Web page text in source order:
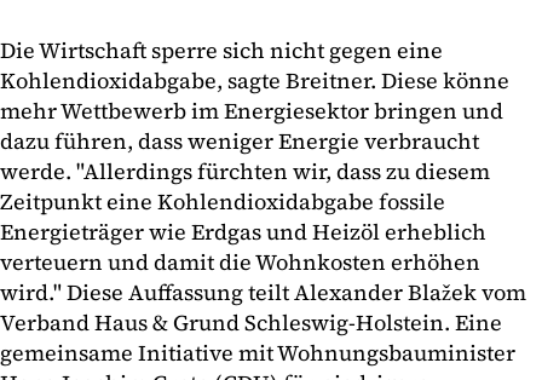
Die Wirtschaft sperre sich nicht gegen eine
Kohlendioxidabgabe, sagte Breitner. Diese könne
mehr Wettbewerb im Energiesektor bringen und
dazu führen, dass weniger Energie verbraucht
werde. "Allerdings fürchten wir, dass zu diesem
Zeitpunkt eine Kohlendioxidabgabe fossile
Energieträger wie Erdgas und Heizöl erheblich
verteuern und damit die Wohnkosten erhöhen
wird." Diese Auffassung teilt Alexander Blažek vom
Verband Haus & Grund Schleswig-Holstein. Eine
gemeinsame Initiative mit Wohnungsbauminister